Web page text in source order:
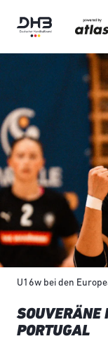
U16w bei den
SOUVERÄNE
PORTUGAL